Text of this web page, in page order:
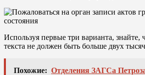
Используя первые три варианта, знайте,
текста не должен быть больше двух
Похожие: Отделения ЗАГСа